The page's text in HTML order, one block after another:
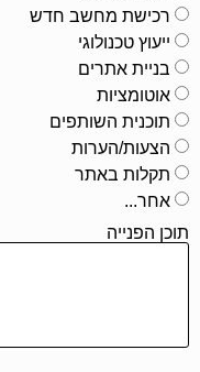
רכישת מחשב חדש
ייעוץ טכנולוגי
בניית אתרים
אוטומציות
תוכנית השותפים
הצעות/הערות
תקלות באתר
אחר...
תוכן הפנייה